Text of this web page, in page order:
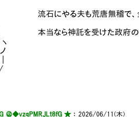
やる夫も荒唐無稽で、全部
当なら神託を受けた政府の役
＠◆vzqPMRJLt8fG ★：2026/06/11(木)